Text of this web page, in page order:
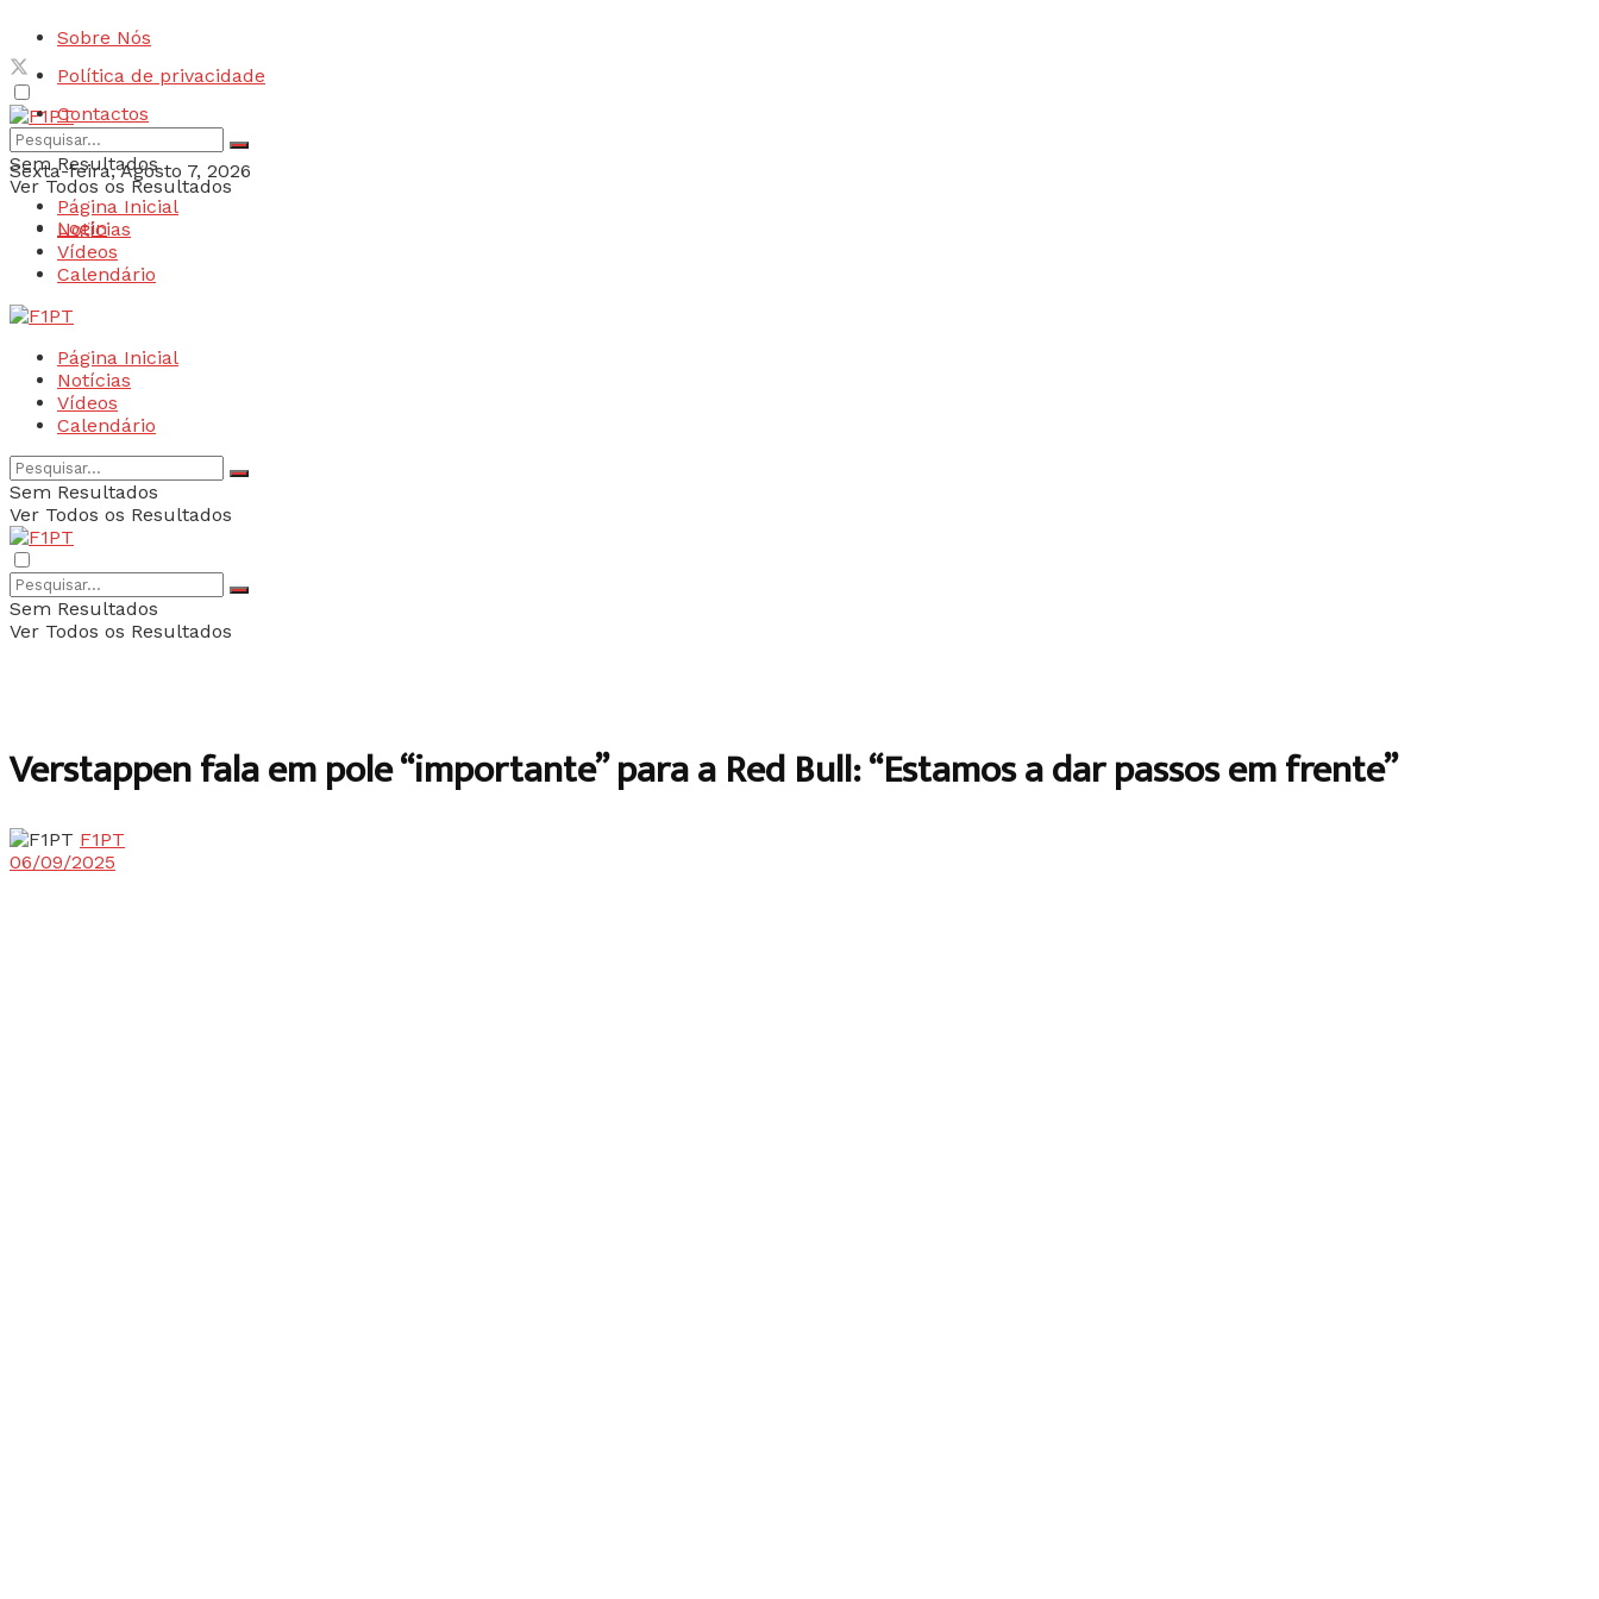
Sobre Nós
Política de privacidade
Contactos
Sexta-feira, Agosto 7, 2026
Login
Sem Resultados
Ver Todos os Resultados
Página Inicial
Notícias
Vídeos
Calendário
Página Inicial
Notícias
Vídeos
Calendário
Sem Resultados
Ver Todos os Resultados
Sem Resultados
Ver Todos os Resultados
Verstappen fala em pole “importante” para a Red Bull: “Estamos a dar passos em frente”
F1PT
06/09/2025